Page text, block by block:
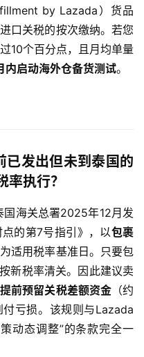
by Lazada）货品
口关税的按次缴纳。若您
10个百分点，且月均单量
内启动海外仓备货测试。
发出但未到泰国的
执行？
国海关总署2025年12月发
的第7号指引》，以包裹
为适用税率基准日。只要包
新税率清关。因此建议卖
提前预留关税差额资金（约
亏损。该规则与Lazada
动态调整”的条款完全一